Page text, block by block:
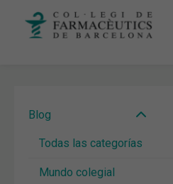
Blog
Todas las categorías
Mundo colegial